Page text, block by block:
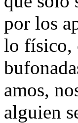
por los
lo físico,
amos,
alguien